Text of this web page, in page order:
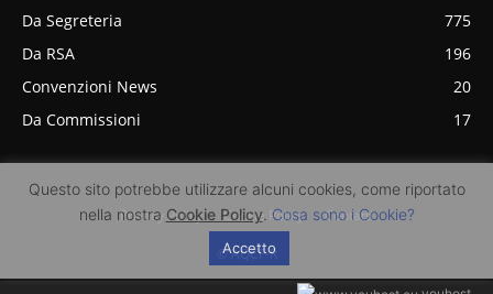
Da Segreteria
775
Da RSA
196
Convenzioni News
20
Da Commissioni
17
Privacy Policy Cookie Policy Contatti
© AQCF-R
Questo sito potrebbe utilizzare alcuni cookies, come riportato
nella nostra Cookie Policy. Cosa sono i Cookie?
Accetto